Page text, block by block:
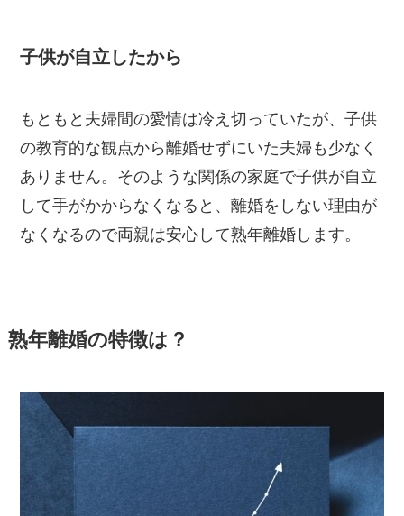
子供が自立したから
もともと夫婦間の愛情は冷え切っていたが、子供
の教育的な観点から離婚せずにいた夫婦も少なく
ありません。そのような関係の家庭で子供が自立
して手がかからなくなると、離婚をしない理由が
なくなるので両親は安心して熟年離婚します。
熟年離婚の特徴は？